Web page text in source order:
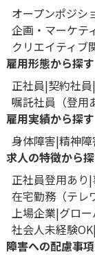
オープンポジシ
企画・マーケテ
クリエイティブ
雇用形態から探す
正社員 契約社員
嘱託社員（登用
雇用実績から探す
身体障害 精神障
求人の特徴から
正社員登用あり
在宅勤務（テレ
上場企業 グロ
社会人未経験OK
障害への配慮事